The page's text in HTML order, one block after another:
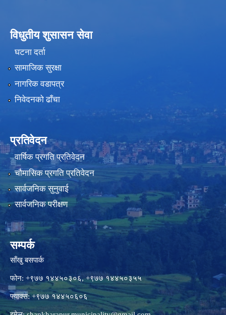
विधुतीय शुसासन सेवा
घटना दर्ता
सामाजिक सुरक्षा
नागरिक वडापत्र
निवेदनको ढाँचा
प्रतिवेदन
वार्षिक प्रगति प्रतिवेदन
चौमासिक प्रगति प्रतिवेदन
सार्वजनिक सुनुवाई
सार्वजनिक परीक्षण
सम्पर्क
साँखु बसपार्क
फोन: +९७७ १४४५०३०६, +९७७ १४४५०३५५
फ्याक्स: +९७७ १४४५०६०६